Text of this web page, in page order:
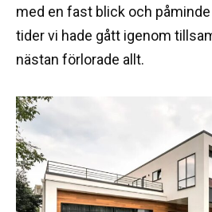
med en fast blick och
tider vi hade gått igenom
nästan förlorade allt.